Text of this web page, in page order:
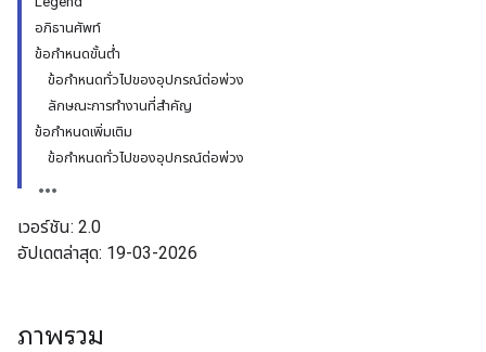
อภิธานศัพท์
ข้อกำหนดขั้นต่ำ
ข้อกำหนดทั่วไปของอุปกรณ์ต่อพ่วง
ลักษณะการทำงานที่สำคัญ
ข้อกำหนดเพิ่มเติม
ข้อกำหนดทั่วไปของอุปกรณ์ต่อพ่วง
เวอร์ชัน: 2.0
อัปเดตล่าสุด: 19-03-2026
ภาพรวม